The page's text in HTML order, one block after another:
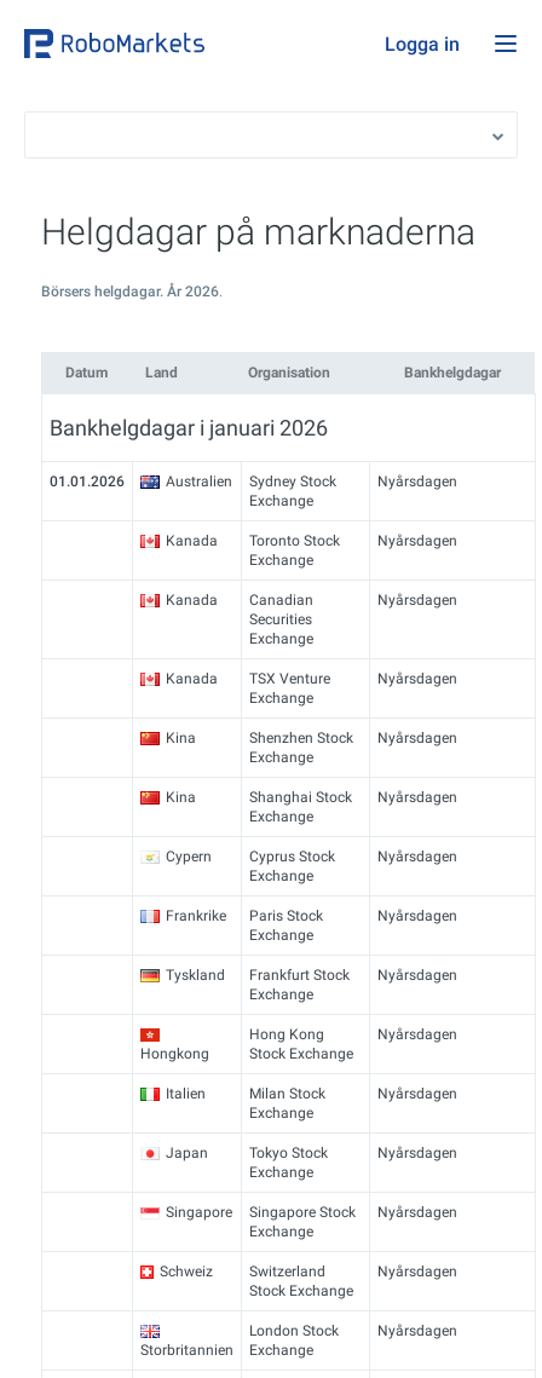
Logga in
Helgdagar på marknaderna
Börsers helgdagar. År 2026.
Datum Land Organisation Bankhelgdagar
Bankhelgdagar i januari 2026
01.01.2026 Australien
Sydney Stock
Exchange
Nyårsdagen
Kanada
Toronto Stock
Exchange
Nyårsdagen
Kanada
Canadian
Securities
Exchange
Nyårsdagen
Kanada
TSX Venture
Exchange
Nyårsdagen
Kina
Shenzhen Stock
Exchange
Nyårsdagen
Kina
Shanghai Stock
Exchange
Nyårsdagen
Cypern
Cyprus Stock
Exchange
Nyårsdagen
Frankrike
Paris Stock
Exchange
Nyårsdagen
Tyskland
Frankfurt Stock
Exchange
Nyårsdagen
Hongkong
Hong Kong
Stock Exchange
Nyårsdagen
Italien
Milan Stock
Exchange
Nyårsdagen
Japan
Tokyo Stock
Exchange
Nyårsdagen
Singapore
Singapore Stock
Exchange
Nyårsdagen
Schweiz
Switzerland
Stock Exchange
Nyårsdagen
Storbritannien
London Stock
Exchange
Nyårsdagen